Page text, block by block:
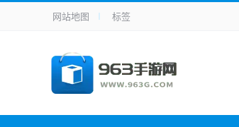
手机应用
手机游戏 体育竞技
电脑软件 其它类别 图
网站地图 标签